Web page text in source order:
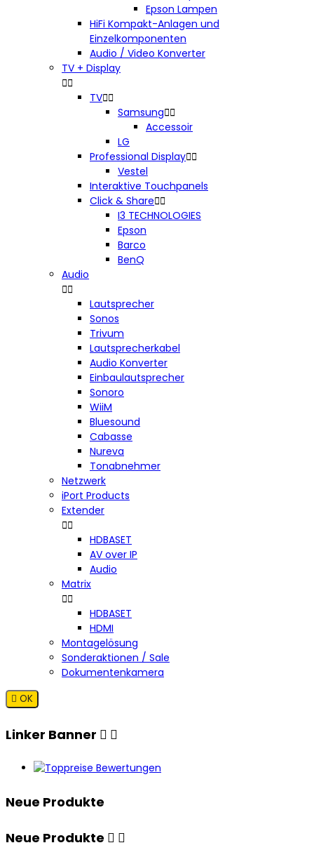
Epson Lampen
HiFi Kompakt-Anlagen und
Einzelkomponenten
Audio / Video Konverter
TV + Display

TV
Samsung
Accessoir
LG
Professional Display
Vestel
Interaktive Touchpanels
Click & Share
I3 TECHNOLOGIES
Epson
Barco
BenQ
Audio

Lautsprecher
Sonos
Trivum
Lautsprecherkabel
Audio Konverter
Einbaulautsprecher
Sonoro
WiiM
Bluesound
Cabasse
Nureva
Tonabnehmer
Netzwerk
iPort Products
Extender

HDBASET
AV over IP
Audio
Matrix

HDBASET
HDMI
Montagelösung
Sonderaktionen / Sale
Dokumentenkamera
 OK
Linker Banner  
Neue Produkte
Neue Produkte  